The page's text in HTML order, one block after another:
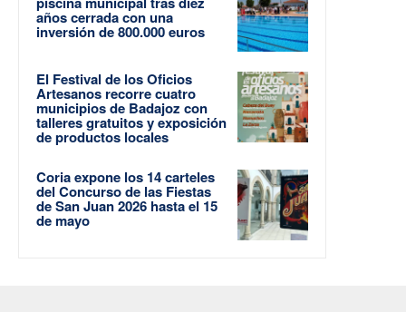
años cerrada con una
inversión de 800.000 euros
El Festival de los Oficios
Artesanos recorre cuatro
municipios de Badajoz con
talleres gratuitos y exposición
de productos locales
Coria expone los 14 carteles
del Concurso de las Fiestas
de San Juan 2026 hasta el 15
de mayo